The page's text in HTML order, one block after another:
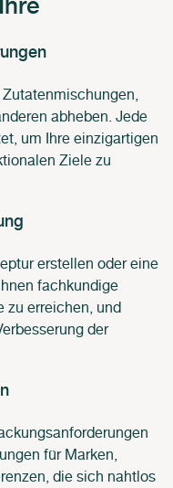
abheben. Jede
um Ihre einzigartigen
Ziele zu
erstellen oder eine
fachkundige
zu erreichen, und
der
für Marken,
die sich nahtlos